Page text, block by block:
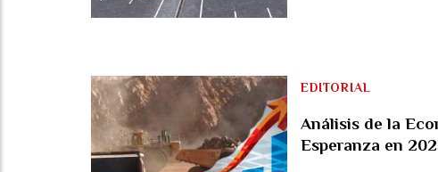
Análisis de la
Esperanza en
EDITORIAL